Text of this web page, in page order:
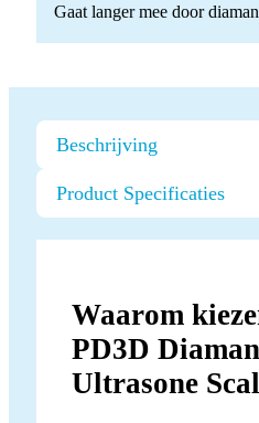
Gaat langer mee door
Beschrijving
Product Specificaties
Waarom
PD3D
Ultrasone